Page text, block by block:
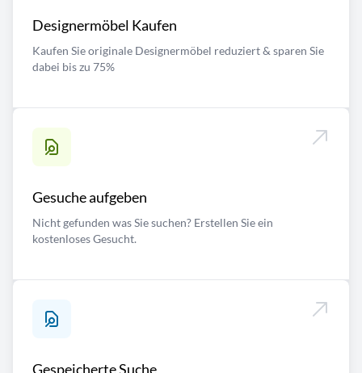
Designermöbel Kaufen
Kaufen Sie originale Designermöbel reduziert & sparen Sie
dabei bis zu 75%
Gesuche aufgeben
Nicht gefunden was Sie suchen? Erstellen Sie ein
kostenloses Gesucht.
Gespeicherte Suche